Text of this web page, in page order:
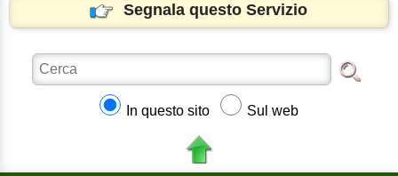
Segnala questo Servizio
In questo sito Sul web